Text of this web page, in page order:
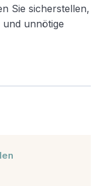
Sie sicherstellen,
und unnötige